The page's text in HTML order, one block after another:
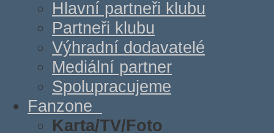
Hlavní partneři klubu
Partneři klubu
Výhradní dodavatelé
Mediální partner
Spolupracujeme
Fanzone
Karta/TV/Foto